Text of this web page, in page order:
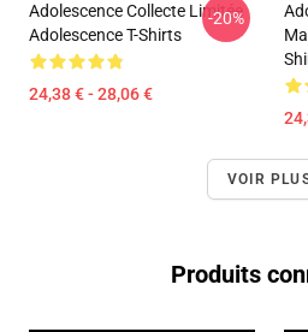
Adolescence Collecte Limitée
Adolescence T-Shirts
24,38 € - 28,06 €
-20%
VOIR
Produits